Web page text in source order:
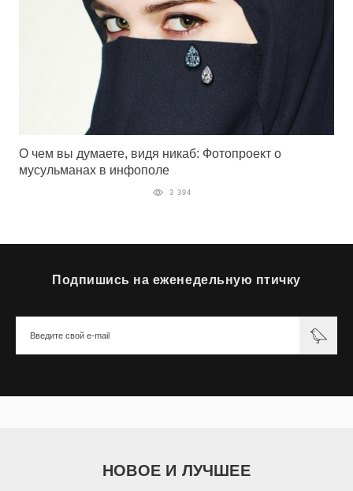
О чем вы думаете, видя никаб: Фотопроект о
мусульманах в инфополе
3 394
Подпишись на еженедельную птичку
НОВОЕ И ЛУЧШЕЕ